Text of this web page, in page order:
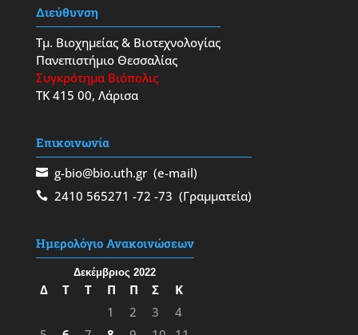
Διεύθυνση
Τμ. Βιοχημείας & Βιοτεχνολογίας
Πανεπιστήμιο Θεσσαλίας
Συγκρότημα Βιόπολις
ΤΚ 415 00, Λάρισα
Επικοινωνία
g-bio@bio.uth.gr(e-mail)
2410 565271 -72 -73 (Γραμματεία)
Ημερολόγιο Ανακοινώσεων
Δεκέμβριος 2022
Δ Τ Τ Π Π Σ
Κ
1
2 3
4